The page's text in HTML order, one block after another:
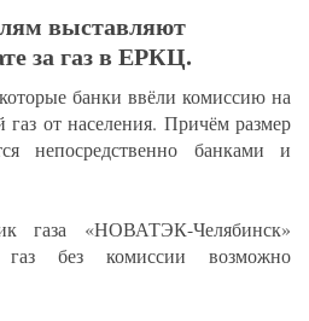
выставляют
за газ в ЕРКЦ.
банки ввёли комиссию на
от населения. Причём размер
непосредственно банками и
газа «НОВАТЭК-Челябинск»
без комиссии возможно